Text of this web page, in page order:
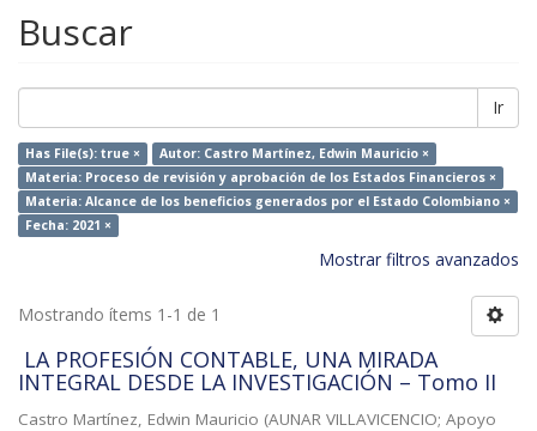
Buscar
Ir
Has File(s): true ×
Autor: Castro Martínez, Edwin Mauricio ×
Materia: Proceso de revisión y aprobación de los Estados Financieros ×
Materia: Alcance de los beneficios generados por el Estado Colombiano ×
Fecha: 2021 ×
Mostrar filtros avanzados
Mostrando ítems 1-1 de 1
LA PROFESIÓN CONTABLE, UNA MIRADA
INTEGRAL DESDE LA INVESTIGACIÓN – Tomo II
Castro Martínez, Edwin Mauricio (AUNAR VILLAVICENCIO; Apoyo